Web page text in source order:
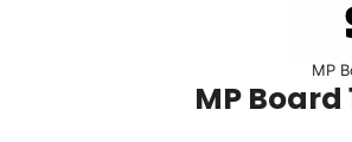
MP
MP Board